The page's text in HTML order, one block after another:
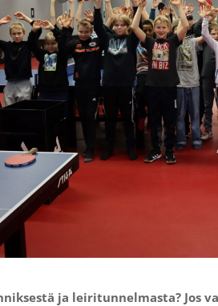
ja leiritunnelmasta? Jos